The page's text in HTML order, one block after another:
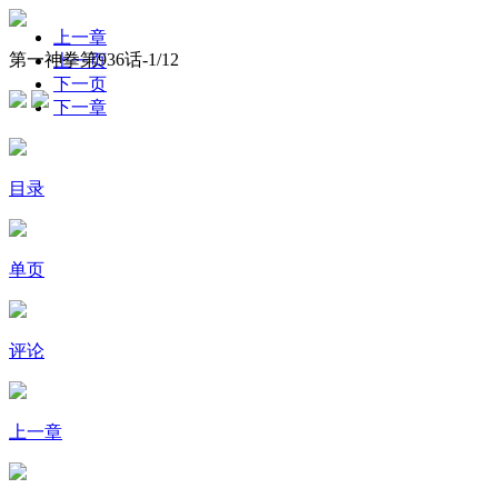
第一神拳第936话-1/12
上一章
上一页
下一页
下一章
目录
单页
评论
上一章